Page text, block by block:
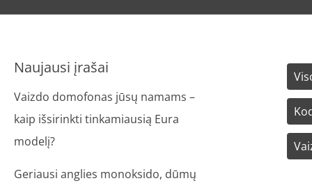
Naujausi įrašai
Vaizdo domofonas jūsų namams –
kaip išsirinkti tinkamiausią Eura
modelį?
Geriausi anglies monoksido, dūmų
Filter
posts